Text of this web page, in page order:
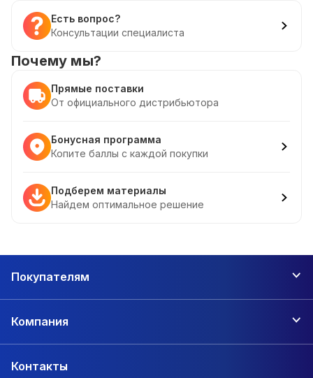
Есть вопрос?
Консультации специалиста
Почему мы?
Прямые поставки
От официального дистрибьютора
Бонусная программа
Копите баллы с каждой покупки
Подберем материалы
Найдем оптимальное решение
Покупателям
Компания
Контакты